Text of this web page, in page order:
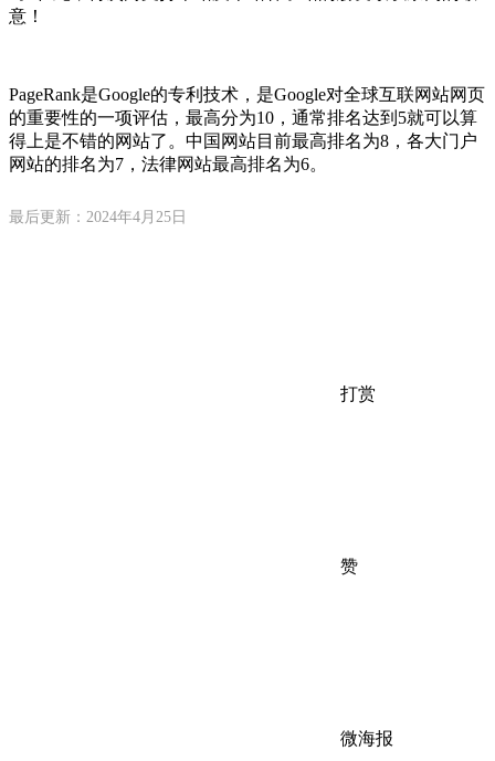
意！
PageRank是Google的专利技术，是Google对全球互联网站网页
的重要性的一项评估，最高分为10，通常排名达到5就可以算
得上是不错的网站了。中国网站目前最高排名为8，各大门户
网站的排名为7，法律网站最高排名为6。
最后更新：2024年4月25日
打赏
赞
微海报